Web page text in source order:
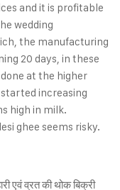
and it is profitable
wedding
the manufacturing
20 days, in these
at the higher
increasing
high in milk.
ghee seems risky.
एवं व्रत की थोक बिक्री